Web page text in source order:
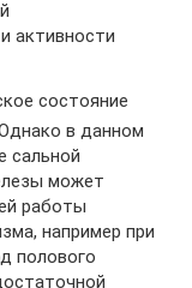
активности
состояние
в данном
сальной
может
работы
например при
полового